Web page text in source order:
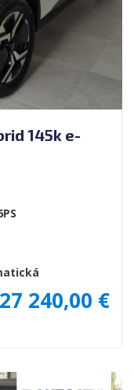
145k e-
27 240,00 €